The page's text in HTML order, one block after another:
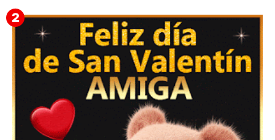
🎁 Imágenes Gif Personalizadas con Nombres para
San Valentín 2026 💘